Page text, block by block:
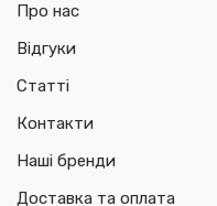
Про нас
Відгуки
Статті
Контакти
Наші бренди
Доставка та оплата